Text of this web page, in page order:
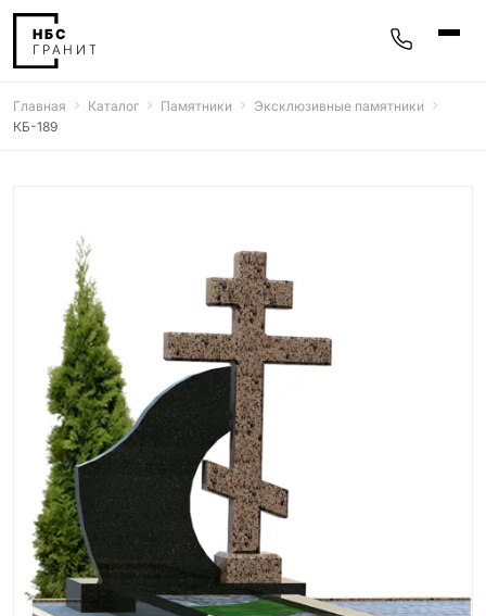
Гравировка
77 моделей
Фотокерамика
5 моделей
Надгробные плиты
30 моделей
Благоустройство
42 модели
Гранитные ограды
15 моделей
Металлические ограды
50 моделей
Главная Каталог Памятники
Эксклюзивные памятники
КБ-189